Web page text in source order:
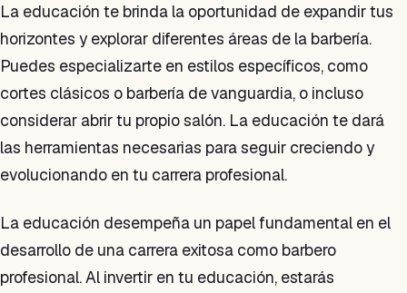
La educación te brinda la oportunidad de expandir tus
horizontes y explorar diferentes áreas de la barbería.
Puedes especializarte en estilos específicos, como
cortes clásicos o barbería de vanguardia, o incluso
considerar abrir tu propio salón. La educación te dará
las herramientas necesarias para seguir creciendo y
evolucionando en tu carrera profesional.
La educación desempeña un papel fundamental en el
desarrollo de una carrera exitosa como barbero
profesional. Al invertir en tu educación, estarás